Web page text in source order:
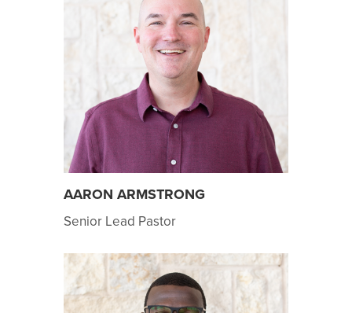
AARON ARMSTRONG
Senior Lead Pastor